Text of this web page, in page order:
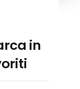
in